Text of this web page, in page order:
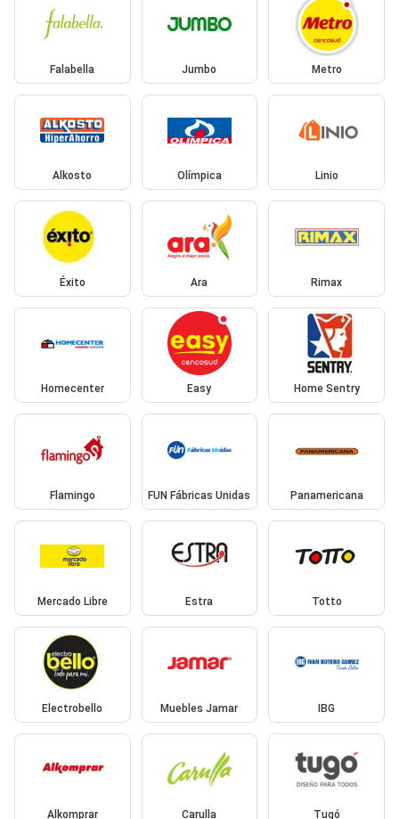
Falabella Jumbo Metro
Alkosto Olímpica Linio
Éxito Ara Rimax
Homecenter Easy Home Sentry
Flamingo FUN Fábricas Unidas Panamericana
Mercado Libre Estra Totto
Electrobello Muebles Jamar IBG
Alkomprar Carulla Tugó